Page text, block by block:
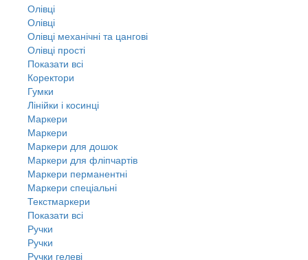
Олівці
Олівці
Олівці механічні та цангові
Олівці прості
Показати всі
Коректори
Гумки
Лінійки і косинці
Маркери
Маркери
Маркери для дошок
Маркери для фліпчартів
Маркери перманентні
Маркери спеціальні
Текстмаркери
Показати всі
Ручки
Ручки
Ручки гелеві